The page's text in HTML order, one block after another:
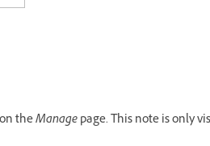
theManagepage. This note is only